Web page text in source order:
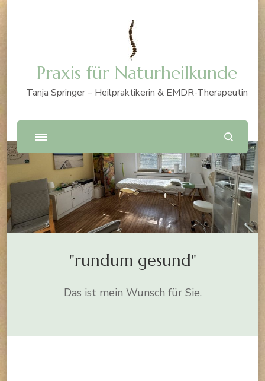
Praxis für Naturheilkunde
Tanja Springer – Heilpraktikerin & EMDR-Therapeutin
"rundum gesund"
Das ist mein Wunsch für Sie.